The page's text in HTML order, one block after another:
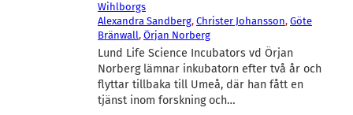
Wihlborgs
Alexandra Sandberg, Christer Johansson, Göte
Bränwall, Örjan Norberg
Lund Life Science Incubators vd Örjan
Norberg lämnar inkubatorn efter två år och
flyttar tillbaka till Umeå, där han fått en
tjänst inom forskning och…